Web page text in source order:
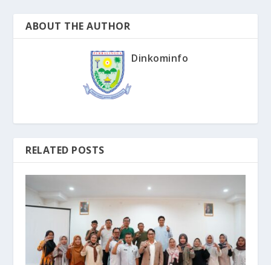
ABOUT THE AUTHOR
Dinkominfo
RELATED POSTS